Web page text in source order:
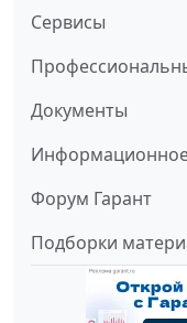
Сервисы
Документы
Форум Гарант
Подборки